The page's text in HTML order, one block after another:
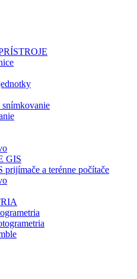
snímkovanie
GIS
prijímače a terénne počítače